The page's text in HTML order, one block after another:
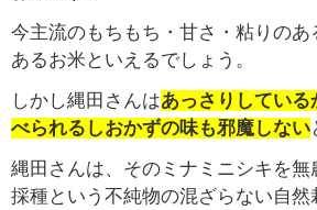
今主流のもちもち・甘さ・粘りのあ
あるお米といえるでしょう。
しかし縄田さんはあっさりしている
べられるしおかずの味も邪魔しない
縄田さんは、そのミナミニシキを無
採種という不純物の混ざらない自然